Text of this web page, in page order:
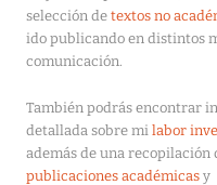
selección de textos no
ido publicando en distintos
comunicación.
También podrás encontrar
detallada sobre mi labor
además de una recopilación
publicaciones académicas y